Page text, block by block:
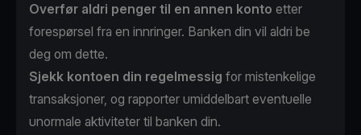
Overfør aldri penger til en annen konto etter
forespørsel fra en innringer. Banken din vil aldri be
deg om dette.
Sjekk kontoen din regelmessig for mistenkelige
transaksjoner, og rapporter umiddelbart eventuelle
unormale aktiviteter til banken din.